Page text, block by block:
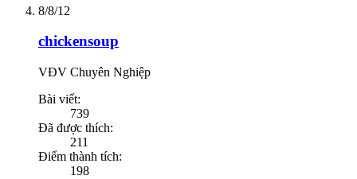
8/8/12
chickensoup
VĐV Chuyên Nghiệp
Bài viết:
739
Đã được thích:
211
Điểm thành tích:
198